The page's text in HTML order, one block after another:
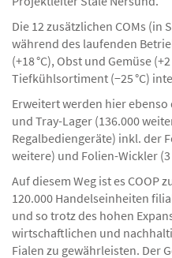
Die 12 zusätzlichen COMs (in
während des laufenden
(+18 °C), Obst und Gemüse
Tiefkühlsortiment (−25 °C)
Erweitert werden hier
und Tray-Lager (136.000
Regalbediengeräte) inkl. der
weitere) und Folien-Wickler
Auf diesem Weg ist es COOP
120.000 Handelseinheiten
und so trotz des hohen
wirtschaftlichen und
Fialen zu gewährleisten. Der